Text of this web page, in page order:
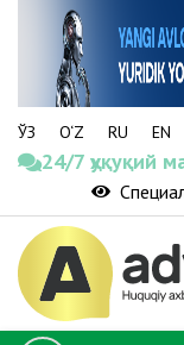
ЎЗ O‘Z RU EN
24/7 ҳуқуқий